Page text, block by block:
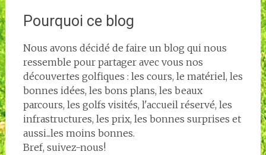
Pourquoi ce blog
Nous avons décidé de faire un blog qui nous
ressemble pour partager avec vous nos
découvertes golfiques : les cours, le matériel, les
bonnes idées, les bons plans, les beaux
parcours, les golfs visités, l'accueil réservé, les
infrastructures, les prix, les bonnes surprises et
aussi...les moins bonnes.
Bref, suivez-nous!